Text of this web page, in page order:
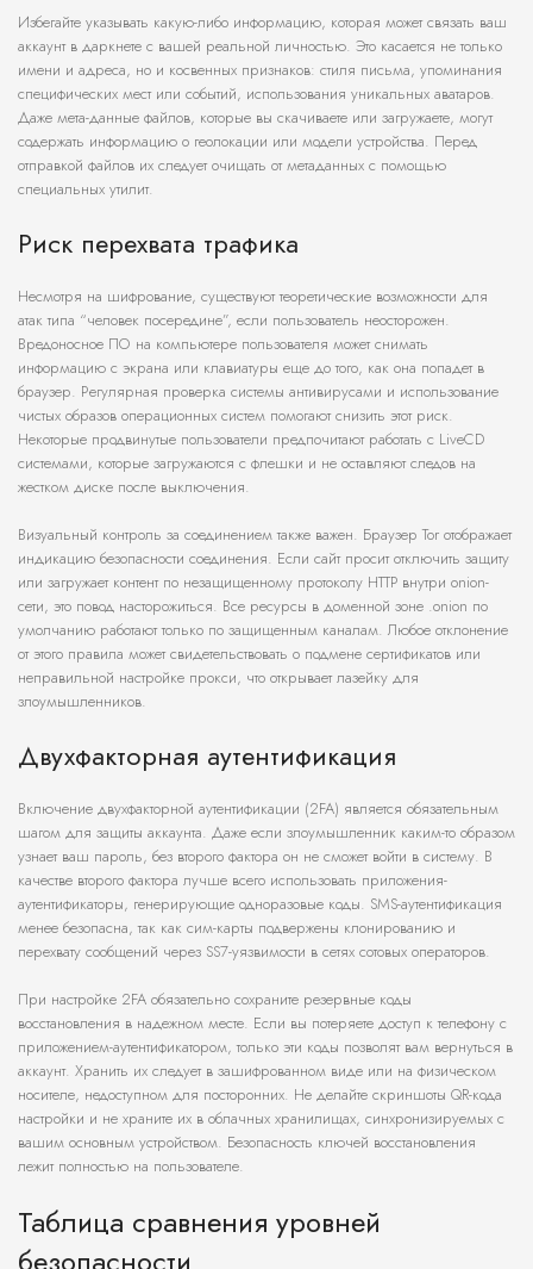
Избегайте указывать какую-либо информацию, которая может связать ваш
аккаунт в даркнете с вашей реальной личностью. Это касается не только
имени и адреса, но и косвенных признаков: стиля письма, упоминания
специфических мест или событий, использования уникальных аватаров.
Даже мета-данные файлов, которые вы скачиваете или загружаете, могут
содержать информацию о геолокации или модели устройства. Перед
отправкой файлов их следует очищать от метаданных с помощью
специальных утилит.
Риск перехвата трафика
Несмотря на шифрование, существуют теоретические возможности для
атак типа “человек посередине”, если пользователь неосторожен.
Вредоносное ПО на компьютере пользователя может снимать
информацию с экрана или клавиатуры еще до того, как она попадет в
браузер. Регулярная проверка системы антивирусами и использование
чистых образов операционных систем помогают снизить этот риск.
Некоторые продвинутые пользователи предпочитают работать с LiveCD
системами, которые загружаются с флешки и не оставляют следов на
жестком диске после выключения.
Визуальный контроль за соединением также важен. Браузер Tor отображает
индикацию безопасности соединения. Если сайт просит отключить защиту
или загружает контент по незащищенному протоколу HTTP внутри onion-
сети, это повод насторожиться. Все ресурсы в доменной зоне .onion по
умолчанию работают только по защищенным каналам. Любое отклонение
от этого правила может свидетельствовать о подмене сертификатов или
неправильной настройке прокси, что открывает лазейку для
злоумышленников.
Двухфакторная аутентификация
Включение двухфакторной аутентификации (2FA) является обязательным
шагом для защиты аккаунта. Даже если злоумышленник каким-то образом
узнает ваш пароль, без второго фактора он не сможет войти в систему. В
качестве второго фактора лучше всего использовать приложения-
аутентификаторы, генерирующие одноразовые коды. SMS-аутентификация
менее безопасна, так как сим-карты подвержены клонированию и
перехвату сообщений через SS7-уязвимости в сетях сотовых операторов.
При настройке 2FA обязательно сохраните резервные коды
восстановления в надежном месте. Если вы потеряете доступ к телефону с
приложением-аутентификатором, только эти коды позволят вам вернуться в
аккаунт. Хранить их следует в зашифрованном виде или на физическом
носителе, недоступном для посторонних. Не делайте скриншоты QR-кода
настройки и не храните их в облачных хранилищах, синхронизируемых с
вашим основным устройством. Безопасность ключей восстановления
лежит полностью на пользователе.
Таблица сравнения уровней